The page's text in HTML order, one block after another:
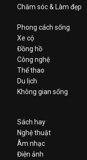
Chăm sóc & Làm đẹp
Phong cách sống
Xe cộ
Đồng hồ
Công nghệ
Thể thao
Du lịch
Không gian sống
Sách hay
Nghệ thuật
Âm nhạc
Điện ảnh